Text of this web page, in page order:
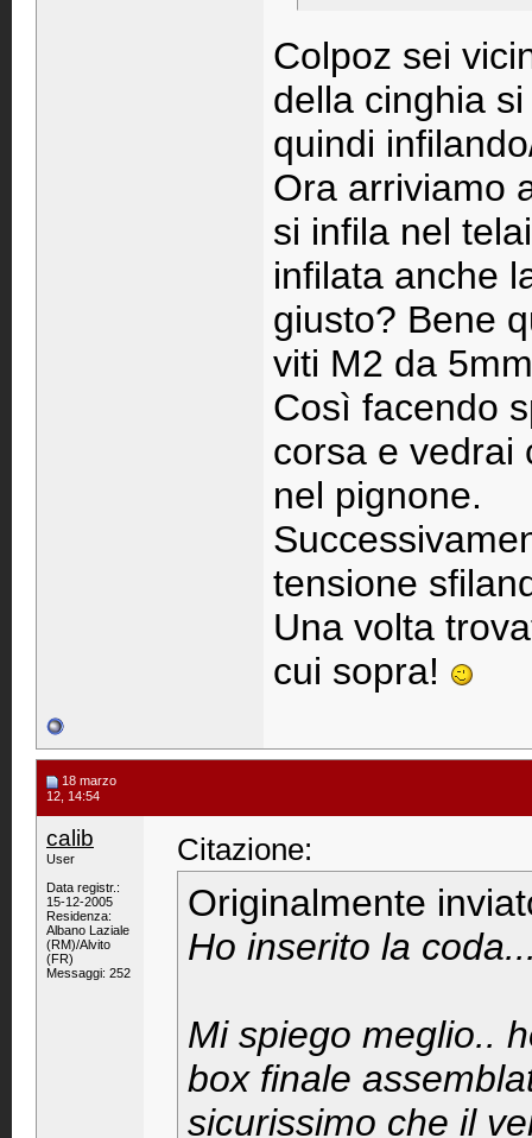
Colpoz sei
della cinghia
quindi
Ora arriviamo
si infila nel
infilata anche
giusto? Bene
viti M2 da
Così facendo
corsa e vedrai
nel pignone.
tensione
Una volta
cui sopra!
18 marzo
12, 14:54
calib
User
Data registr.:
15-12-2005
Residenza:
Albano Laziale
(RM)/Alvito
(FR)
Messaggi: 252
Citazione:
Originalmente
Ho inserito la
Mi spiego meglio..
box finale
sicurissimo che il